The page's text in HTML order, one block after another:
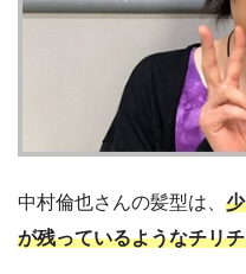
中村倫也さんの髪型は、
が残っているようなチリ